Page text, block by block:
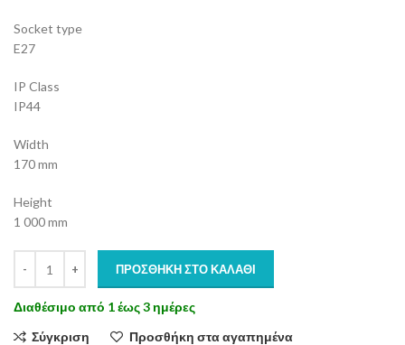
Socket type
E27
IP Class
IP44
Width
170 mm
Height
1 000 mm
ΠΡΟΣΘΉΚΗ ΣΤΟ ΚΑΛΆΘΙ
Διαθέσιμο από 1 έως 3 ημέρες
Σύγκριση
Προσθήκη στα αγαπημένα